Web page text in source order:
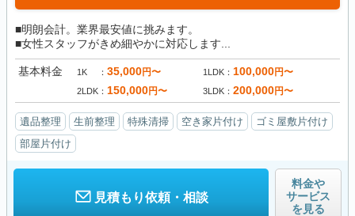
■明朗会計。業界最安値に挑みます。
■女性スタッフがきめ細やかに対応します...
基本料金 1K 35,000円〜 1LDK 100,000円〜
2LDK 150,000円〜 3LDK 200,000円〜
遺品整理 生前整理 特殊清掃 空き家片付け
ゴミ屋敷片付け
部屋片付け
見積もり依頼・相談
料金や
サービス
を見る